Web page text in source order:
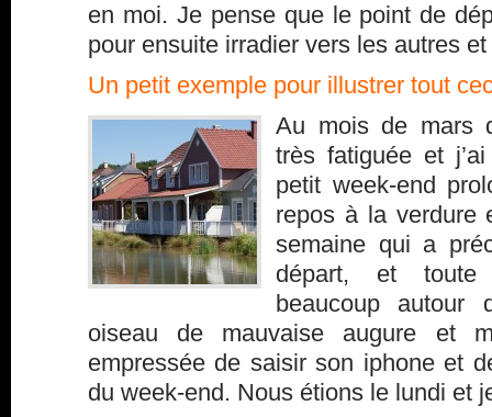
en moi. Je pense que le point de
pour ensuite irradier vers les autres et
Un petit exemple pour illustrer tout
Au mois de mars
très fatiguée et
petit week-end
repos à la verdure
semaine qui a
départ, et toute
beaucoup autour
oiseau de mauvaise augure et
empressée de saisir son iphone et
du week-end. Nous étions le lundi et